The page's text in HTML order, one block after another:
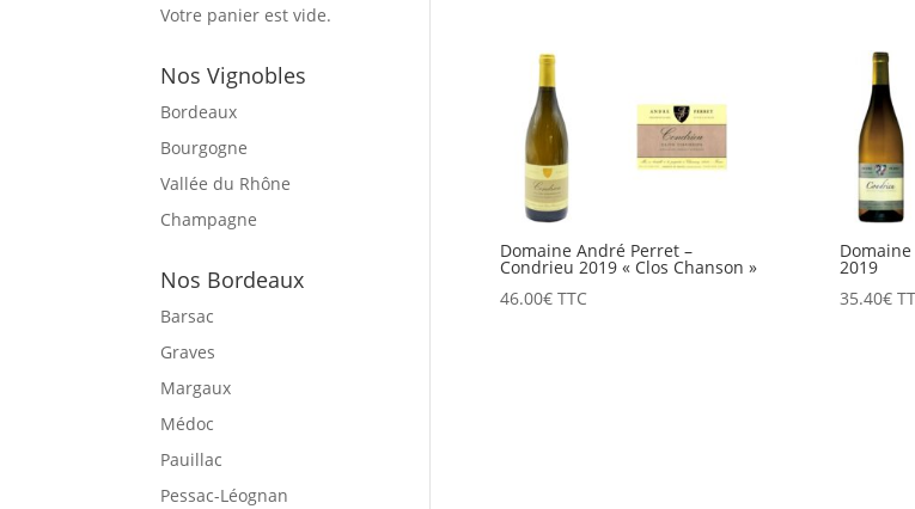
Domaine André Perret –
Condrieu 2019 « Clos Chanson »
46.00€ TTC
2019
35.40€
Votre panier est vide.
Nos Vignobles
Bordeaux
Bourgogne
Vallée du Rhône
Champagne
Nos Bordeaux
Barsac
Graves
Margaux
Médoc
Pauillac
Pessac-Léognan